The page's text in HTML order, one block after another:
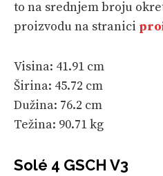
to na srednjem broju
proizvodu na stranici
Visina: 41.91 cm
Širina: 45.72 cm
Dužina: 76.2 cm
Težina: 90.71 kg
Solé 4 GSCH V3